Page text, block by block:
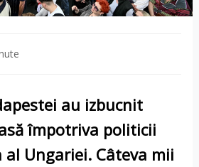
au izbucnit
împotriva politicii
al Ungariei. Câteva mii